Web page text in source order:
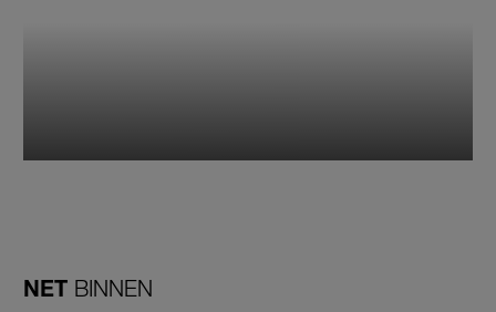
NET BINNEN